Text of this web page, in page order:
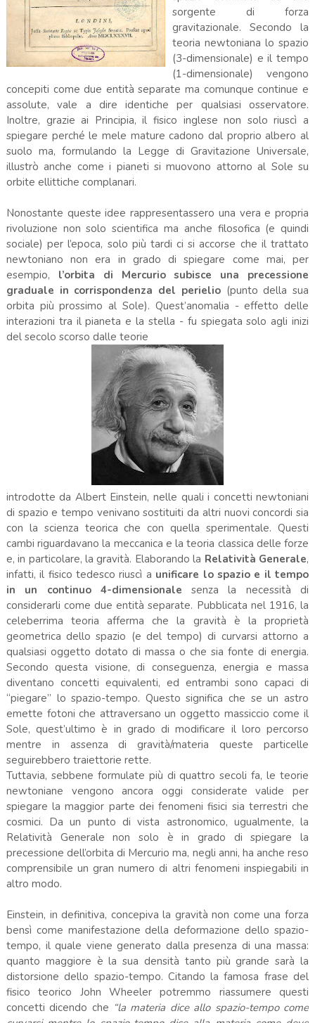
sorgente di forza
gravitazionale. Secondo la
teoria newtoniana lo spazio
(3-dimensionale) e il tempo
(1-dimensionale) vengono
concepiti come due entità separate ma comunque continue e
assolute, vale a dire identiche per qualsiasi osservatore.
Inoltre, grazie ai Principia, il fisico inglese non solo riuscì a
spiegare perché le mele mature cadono dal proprio albero al
suolo ma, formulando la Legge di Gravitazione Universale,
illustrò anche come i pianeti si muovono attorno al Sole su
orbite ellittiche complanari.
Nonostante queste idee rappresentassero una vera e propria
rivoluzione non solo scientifica ma anche filosofica (e quindi
sociale) per l’epoca, solo più tardi ci si accorse che il trattato
newtoniano non era in grado di spiegare come mai, per
esempio, l’orbita di Mercurio subisce una precessione
graduale in corrispondenza del perielio(punto della sua
orbita più prossimo al Sole). Quest’anomalia - effetto delle
interazioni tra il pianeta e la stella - fu spiegata solo agli inizi
del secolo scorso dalle teorie
introdotte da Albert Einstein, nelle quali i concetti newtoniani
di spazio e tempo venivano sostituiti da altri nuovi concordi sia
con la scienza teorica che con quella sperimentale. Questi
cambi riguardavano la meccanica e la teoria classica delle forze
e, in particolare, la gravità. Elaborando la Relatività Generale,
infatti, il fisico tedesco riuscì a unificare lo spazio e il tempo
in un continuo 4-dimensionale senza la necessità di
considerarli come due entità separate. Pubblicata nel 1916, la
celeberrima teoria afferma che la gravità è la proprietà
geometrica dello spazio (e del tempo) di curvarsi attorno a
qualsiasi oggetto dotato di massa o che sia fonte di energia.
Secondo questa visione, di conseguenza, energia e massa
diventano concetti equivalenti, ed entrambi sono capaci di
“piegare” lo spazio-tempo. Questo significa che se un astro
emette fotoni che attraversano un oggetto massiccio come il
Sole, quest’ultimo è in grado di modificare il loro percorso
mentre in assenza di gravità/materia queste particelle
seguirebbero traiettorie rette.
Tuttavia, sebbene formulate più di quattro secoli fa, le teorie
newtoniane vengono ancora oggi considerate valide per
spiegare la maggior parte dei fenomeni fisici sia terrestri che
cosmici. Da un punto di vista astronomico, ugualmente, la
Relatività Generale non solo è in grado di spiegare la
precessione dell’orbita di Mercurio ma, negli anni, ha anche reso
comprensibile un gran numero di altri fenomeni inspiegabili in
altro modo.
Einstein, in definitiva, concepiva la gravità non come una forza
bensì come manifestazione della deformazione dello spazio-
tempo, il quale viene generato dalla presenza di una massa:
quanto maggiore è la sua densità tanto più grande sarà la
distorsione dello spazio-tempo. Citando la famosa frase del
fisico teorico John Wheeler potremmo riassumere questi
concetti dicendo che “la materia dice allo spazio-tempo come